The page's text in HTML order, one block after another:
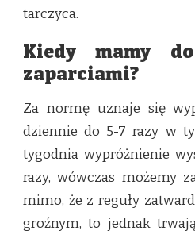
tarczyca.
Kiedy mamy
zaparciami?
Za normę uznaje się
dziennie do 5-7 razy w
tygodnia wypróżnienie
razy, wówczas możemy
mimo, że z reguły
groźnym, to jednak